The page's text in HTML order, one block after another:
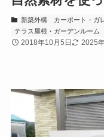
新築外構 カーポート・ガ
テラス屋根・ガーデンルーム
2018年10月5日 2025